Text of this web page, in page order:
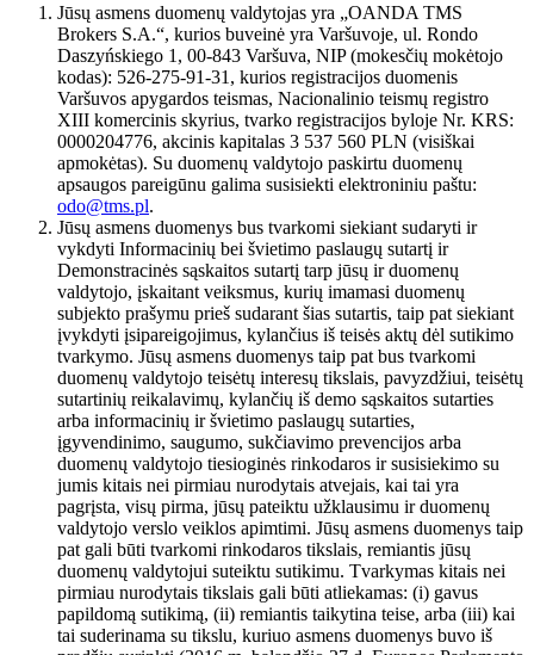
Jūsų asmens duomenų valdytojas yra „OANDA TMS
Brokers S.A.“, kurios buveinė yra Varšuvoje, ul. Rondo
Daszyńskiego 1, 00-843 Varšuva, NIP (mokesčių mokėtojo
kodas): 526-275-91-31, kurios registracijos duomenis
Varšuvos apygardos teismas, Nacionalinio teismų registro
XIII komercinis skyrius, tvarko registracijos byloje Nr. KRS:
0000204776, akcinis kapitalas 3 537 560 PLN (visiškai
apmokėtas). Su duomenų valdytojo paskirtu duomenų
apsaugos pareigūnu galima susisiekti elektroniniu paštu:
odo@tms.pl.
Jūsų asmens duomenys bus tvarkomi siekiant sudaryti ir
vykdyti Informacinių bei švietimo paslaugų sutartį ir
Demonstracinės sąskaitos sutartį tarp jūsų ir duomenų
valdytojo, įskaitant veiksmus, kurių imamasi duomenų
subjekto prašymu prieš sudarant šias sutartis, taip pat siekiant
įvykdyti įsipareigojimus, kylančius iš teisės aktų dėl sutikimo
tvarkymo. Jūsų asmens duomenys taip pat bus tvarkomi
duomenų valdytojo teisėtų interesų tikslais, pavyzdžiui, teisėtų
sutartinių reikalavimų, kylančių iš demo sąskaitos sutarties
arba informacinių ir švietimo paslaugų sutarties,
įgyvendinimo, saugumo, sukčiavimo prevencijos arba
duomenų valdytojo tiesioginės rinkodaros ir susisiekimo su
jumis kitais nei pirmiau nurodytais atvejais, kai tai yra
pagrįsta, visų pirma, jūsų pateiktu užklausimu ir duomenų
valdytojo verslo veiklos apimtimi. Jūsų asmens duomenys taip
pat gali būti tvarkomi rinkodaros tikslais, remiantis jūsų
duomenų valdytojui suteiktu sutikimu. Tvarkymas kitais nei
pirmiau nurodytais tikslais gali būti atliekamas: (i) gavus
papildomą sutikimą, (ii) remiantis taikytina teise, arba (iii) kai
tai suderinama su tikslu, kuriuo asmens duomenys buvo iš